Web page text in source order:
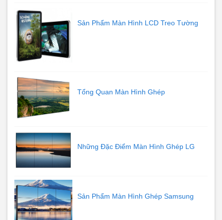
Sản Phẩm Màn Hình LCD Treo Tường
Tổng Quan Màn Hình Ghép
Những Đặc Điểm Màn Hình Ghép LG
Sản Phẩm Màn Hình Ghép Samsung